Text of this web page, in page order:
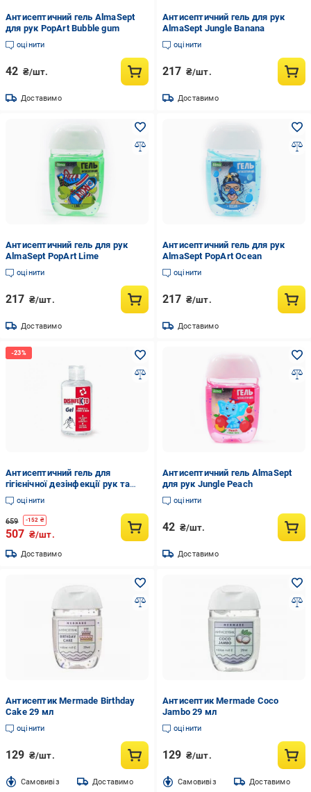
Антисептичний гель AlmaSept
для рук PopArt Bubble gum
оцінити
42 ₴/шт.
Доставимо
Антисептичний гель для рук
AlmaSept Jungle Banana
оцінити
217 ₴/шт.
Доставимо
Антисептичний гель для рук
AlmaSept PopArt Lime
оцінити
217 ₴/шт.
Доставимо
Антисептичний гель для рук
AlmaSept PopArt Ocean
оцінити
217 ₴/шт.
Доставимо
Антисептичний гель для
гігієнічної дезінфекції рук та
шкіри Madel Disinfekto Gel Mani
8002295080196 100 мл
оцінити
659 -152 ₴
507 ₴/шт.
Доставимо
Антисептичний гель AlmaSept
для рук Jungle Peach
оцінити
42 ₴/шт.
Доставимо
Антисептик Mermade Birthday
Cake 29 мл
оцінити
129 ₴/шт.
Cамовивіз Доставимо
Антисептик Mermade Coco
Jambo 29 мл
оцінити
129 ₴/шт.
Cамовивіз Доставимо